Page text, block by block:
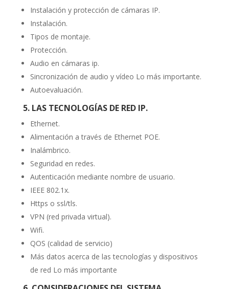
Instalación y protección de cámaras IP.
Instalación.
Tipos de montaje.
Protección.
Audio en cámaras ip.
Sincronización de audio y vídeo Lo más importante.
Autoevaluación.
5. LAS TECNOLOGÍAS DE RED IP.
Ethernet.
Alimentación a través de Ethernet POE.
Inalámbrico.
Seguridad en redes.
Autenticación mediante nombre de usuario.
IEEE 802.1x.
Https o ssl/tls.
VPN (red privada virtual).
Wifi.
QOS (calidad de servicio)
Más datos acerca de las tecnologías y dispositivos
de red Lo más importante